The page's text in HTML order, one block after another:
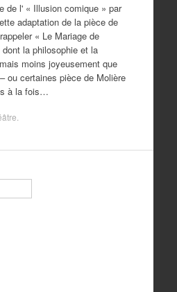
de l' « Illusion comique » par
adaptation de la pièce de
« Le Mariage de
la philosophie et la
moins joyeusement que
ou certaines pièce de Molière
à la fois…